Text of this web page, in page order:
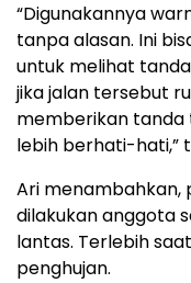
“Digunakannya
tanpa alasan. Ini
untuk melihat
jika jalan tersebut
memberikan
lebih berhati-hati,”
Ari menambahkan,
dilakukan anggota
lantas. Terlebih
penghujan.